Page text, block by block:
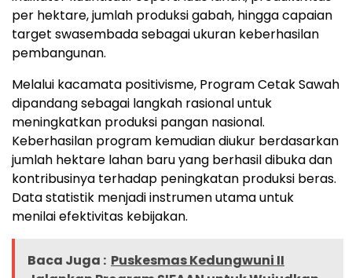
per hektare, jumlah produksi gabah, hingga capaian
target swasembada sebagai ukuran keberhasilan
pembangunan.
Melalui kacamata positivisme, Program Cetak Sawah
dipandang sebagai langkah rasional untuk
meningkatkan produksi pangan nasional.
Keberhasilan program kemudian diukur berdasarkan
jumlah hektare lahan baru yang berhasil dibuka dan
kontribusinya terhadap peningkatan produksi beras.
Data statistik menjadi instrumen utama untuk
menilai efektivitas kebijakan.
Baca Juga : Puskesmas Kedungwuni II